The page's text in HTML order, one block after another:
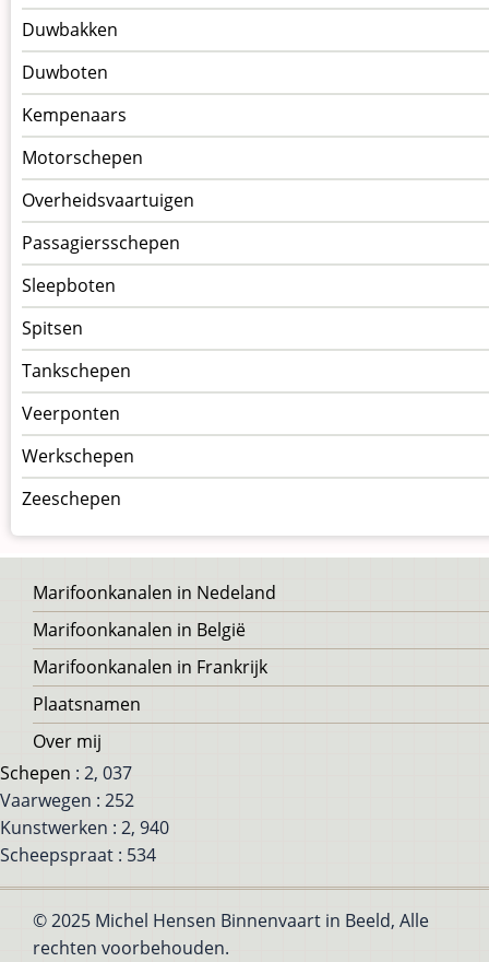
Duwbakken
Duwboten
Kempenaars
Motorschepen
Overheidsvaartuigen
Passagiersschepen
Sleepboten
Spitsen
Tankschepen
Veerponten
Werkschepen
Zeeschepen
Voet
Marifoonkanalen in Nedeland
Marifoonkanalen in België
Marifoonkanalen in Frankrijk
Plaatsnamen
Over mij
Schepen : 2, 037
Vaarwegen : 252
Kunstwerken : 2, 940
Scheepspraat : 534
© 2025 Michel Hensen Binnenvaart in Beeld, Alle
rechten voorbehouden.